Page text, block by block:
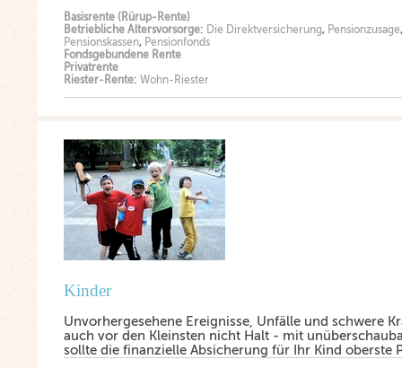
Basisrente (Rürup-Rente)
Betriebliche Altersvorsorge: Die Direktversicherung, Pensionzusage
Pensionskassen, Pensionfonds
Fondsgebundene Rente
Privatrente
Riester-Rente: Wohn-Riester
Kinder
Unvorhergesehene Ereignisse, Unfälle und schwere
auch vor den Kleinsten nicht Halt - mit
sollte die finanzielle Absicherung für Ihr Kind oberste